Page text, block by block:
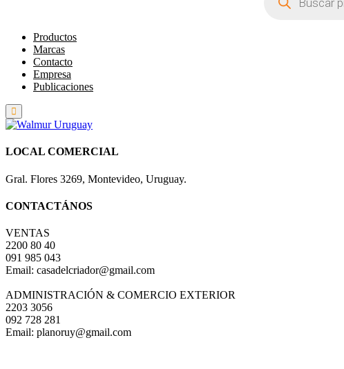
productos
Productos
Marcas
Contacto
Empresa
Publicaciones
LOCAL COMERCIAL
Gral. Flores 3269, Montevideo, Uruguay.
CONTACTÁNOS
VENTAS
2200 80 40
091 985 043
Email: casadelcriador@gmail.com
ADMINISTRACIÓN & COMERCIO EXTERIOR
2203 3056
092 728 281
Email: planoruy@gmail.com